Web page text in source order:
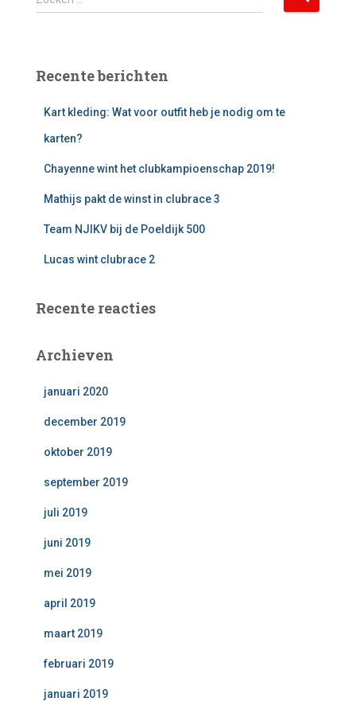
o
n
Recente berichten
Kart kleding: Wat voor outfit heb je nodig om te
karten?
Chayenne wint het clubkampioenschap 2019!
Mathijs pakt de winst in clubrace 3
Team NJIKV bij de Poeldijk 500
Lucas wint clubrace 2
Recente reacties
Archieven
januari 2020
december 2019
oktober 2019
september 2019
juli 2019
juni 2019
mei 2019
april 2019
maart 2019
februari 2019
januari 2019